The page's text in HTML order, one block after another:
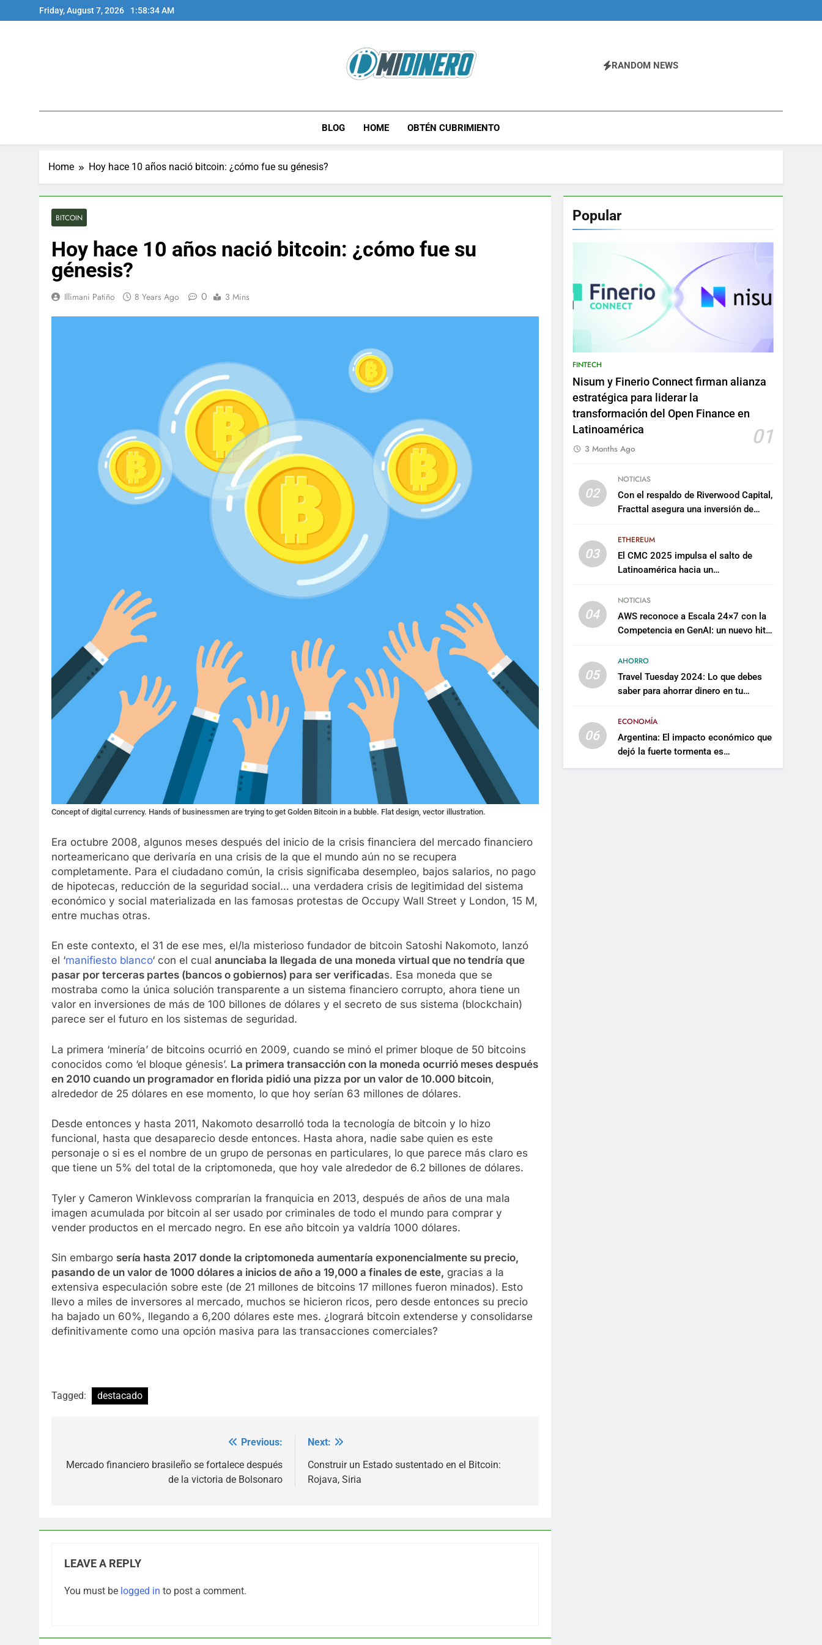
to
Friday, August 7, 2026 1:58:35 AM
Midinero.co
RANDOM NEWS
BLOG HOME OBTÉN CUBRIMIENTO
Home Hoy hace 10 años nació bitcoin: ¿cómo fue su génesis?
BITCOIN
Hoy hace 10 años nació bitcoin: ¿cómo fue su
génesis?
Illimani Patiño 8 Years Ago 0 3 Mins
Concept of digital currency. Hands of businessmen are trying to get Golden Bitcoin in a bubble. Flat design, vector illustration.
Era octubre 2008, algunos meses después del inicio de la crisis financiera del mercado financiero
norteamericano que derivaría en una crisis de la que el mundo aún no se recupera
completamente. Para el ciudadano común, la crisis significaba desempleo, bajos salarios, no pago
de hipotecas, reducción de la seguridad social… una verdadera crisis de legitimidad del sistema
económico y social materializada en las famosas protestas de Occupy Wall Street y London, 15 M,
entre muchas otras.
En este contexto, el 31 de ese mes, el/la misterioso fundador de bitcoin Satoshi Nakomoto, lanzó
el ‘manifiesto blanco‘ con el cual anunciaba la llegada de una moneda virtual que no tendría que
pasar por terceras partes (bancos o gobiernos) para ser verificadas. Esa moneda que se
mostraba como la única solución transparente a un sistema financiero corrupto, ahora tiene un
valor en inversiones de más de 100 billones de dólares y el secreto de sus sistema (blockchain)
parece ser el futuro en los sistemas de seguridad.
La primera ‘minería’ de bitcoins ocurrió en 2009, cuando se minó el primer bloque de 50 bitcoins
conocidos como ‘el bloque génesis’. La primera transacción con la moneda ocurrió meses después
en 2010 cuando un programador en florida pidió una pizza por un valor de 10.000 bitcoin,
alrededor de 25 dólares en ese momento, lo que hoy serían 63 millones de dólares.
Desde entonces y hasta 2011, Nakomoto desarrolló toda la tecnología de bitcoin y lo hizo
funcional, hasta que desaparecio desde entonces. Hasta ahora, nadie sabe quien es este
personaje o si es el nombre de un grupo de personas en particulares, lo que parece más claro es
que tiene un 5% del total de la criptomoneda, que hoy vale alrededor de 6.2 billones de dólares.
Tyler y Cameron Winklevoss comprarían la franquicia en 2013, después de años de una mala
imagen acumulada por bitcoin al ser usado por criminales de todo el mundo para comprar y
vender productos en el mercado negro. En ese año bitcoin ya valdría 1000 dólares.
Sin embargo sería hasta 2017 donde la criptomoneda aumentaría exponencialmente su precio,
pasando de un valor de 1000 dólares a inicios de año a 19,000 a finales de este, gracias a la
extensiva especulación sobre este (de 21 millones de bitcoins 17 millones fueron minados). Esto
llevo a miles de inversores al mercado, muchos se hicieron ricos, pero desde entonces su precio
ha bajado un 60%, llegando a 6,200 dólares este mes. ¿logrará bitcoin extenderse y consolidarse
definitivamente como una opción masiva para las transacciones comerciales?
Tagged: destacado
navigation
Previous:
Mercado financiero brasileño se fortalece después
de la victoria de Bolsonaro
Next:
Construir un Estado sustentado en el Bitcoin:
Rojava, Siria
LEAVE A REPLY
You must be logged in to post a comment.
Popular
FINTECH
Nisum y Finerio Connect firman alianza
estratégica para liderar la
transformación del Open Finance en
Latinoamérica
01
3 Months Ago
02
NOTICIAS
Con el respaldo de Riverwood Capital,
Fracttal asegura una inversión de
plataforma
03
ETHEREUM
El CMC 2025 impulsa el salto de
Latinoamérica hacia un
sostenible
04
NOTICIAS
AWS reconoce a Escala 24×7 con la
Competencia en GenAI: un nuevo hito
artificial empresarial
05
AHORRO
Travel Tuesday 2024: Lo que debes
saber para ahorrar dinero en tu
06
ECONOMÍA
Argentina: El impacto económico que
dejó la fuerte tormenta es
incalculable